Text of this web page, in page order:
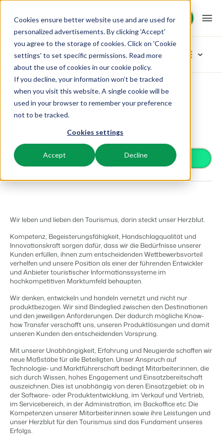
Cookies ensure better website use and are used for
personalized advertisements. By clicking 'Accept'
you agree to the storage of cookies. Click on 'Cookie
settings' to set specific permissions. Read more
about the use of cookies in our cookie policy.
If you decline, your information won’t be tracked
when you visit this website. A single cookie will be
used in your browser to remember your preference
not to be tracked.
Cookies settings
Accept Decline
Demo anfragen
Demo anfragen
Plattform
BEX PMS
PMS
Verwalte alle Backoffice Abläufe.
Vermarkte dein Angebot auf verschiedenen Channels.
Verbinde dich mit deinen Lieblingsapps und -tools.
Business Intelligence
Triff Entscheidungen, die sich auf Zahlen und Fakten beruhen.
Eigentümerverwaltung
Zeige dich gegenüber Fewo- Eigentümern transparent.
Wechseln
Bist du bereit für den nächsten Schritt?
Website Integration
Du hast bereits eine Website? Binde sie ein!
BEX CMS
Website für Vermietungen
Lass deine Marke mit unserem Webbaukasten aufblühen.
Unsere Lösungen
BEX für:
Ferienhäuser, Bungalows, Mobilheime und Weinfässer.
Stellplätze, Camping, Glamping und Zelten.
Ski-, Wellness-, Golf- und Tauchresorts.
Hotels
Hotelzimmer, Appartements, B&Bs und Pensionen.
Vermietungsagenturen
Exklusive Vermietung und Reseller.
Projektentwicklung
Immobilien und Neubauprojekte.
Ketten und eigenständige Marken
Ressourcen
Wissenswertes
BEX Educate | Pro
Weiter lernen, weiter führen in der Freizeitbranche
Events
Lerne uns auf verschiedenen Veranstaltungen kennen.
Kundenstories
Das sagen unsere Nutzer.
Kontakt
Customer Success
Erhalte Antworten auf deine Fragen.
Wechseln
Bist du bereit für den nächsten Schritt?
Partnerprogramme
Lass uns gemeinsam die Branche transformieren.
Preise
Kundenstories
Für Ferienparks
Für Campingplätze
Wechseln
Anmelden
DE
App Store
Kategorien durchstöbern
Zutrittskontrolle
Zahlungsanbieter
Zahlungen erhalten
Distribution
Vermarkte dein Angebot auf verschiedenen Plattformen
Gästeerlebnis
Content Management
Integriere mit jedem CMS
Facility Management
Optimiere deine Betriebsabläufe
Revenue Management
Optimalisiere dein Pricing
Compliance Management
Gesetzeskonforme Unternehmensführung
Buchhaltung
Führe deine Kassenbücher ordnungsgemäß
POS-Systeme
Verbinde Kassensystem und PMS
Kommunikation
Strukturiere deine Gästekommunikatiom
Energiesysteme
Behalte deinen Energieverbrauch im Blick
Die passende App nicht dabei?
App Store Distribution Feratel
Feratel
Listen Sie Ihre Unterkunft auf Feratel über Qenner.
Install app
Wir leben und lieben den Tourismus, darin steckt unser Herzblut.
Kompetenz, Begeisterungsfähigkeit, Handschlagqualität und
Innovationskraft sorgen dafür, dass wir die Bedürfnisse unserer
Kunden erfüllen, ihnen zum entscheidenden Wettbewerbsvorteil
verhelfen und unsere Position als einer der führenden Entwickler
und Anbieter touristischer Informationssysteme im
hochkompetitiven Marktumfeld behaupten.
Wir denken, entwickeln und handeln vernetzt und nicht nur
produktbezogen. Wir sind Bindeglied zwischen den Destinationen
und den jeweiligen Anforderungen. Der dadurch mögliche Know-
how Transfer verschafft uns, unseren Produktlösungen und damit
unseren Kunden den entscheidenden Vorsprung.
Mit unserer Unabhängigkeit, Erfahrung und Neugierde schaffen wir
neue Maßstäbe für alle Beteiligten. Unser Anspruch auf
Technologie- und Marktführerschaft bedingt Mitarbeiter:innen, die
sich durch Wissen, hohes Engagement und Einsatzbereitschaft
auszeichnen. Dies ist unabhängig von deren Einsatzgebiet: ob in
der Software- oder Pro­duktentwicklung, im Verkauf und Vertrieb,
im Servicebe­reich, in der Administration, im Backoffice etc. Die
Kom­petenzen unserer Mitarbeiter:innen sowie ihre Leistungen und
unser Herzblut für den Tourismus sind das Fundament unseres
Erfolgs.